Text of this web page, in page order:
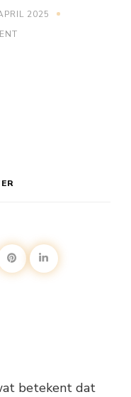
2025
ON
betekent dat